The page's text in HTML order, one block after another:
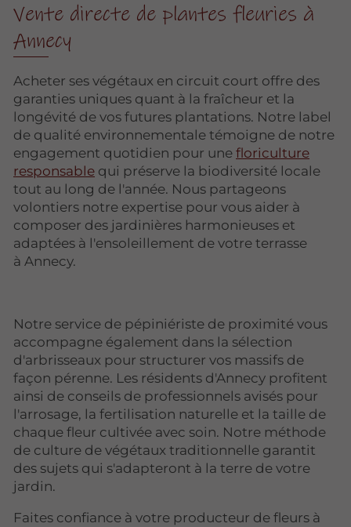
Vente directe de plantes fleuries à
Annecy
Acheter ses végétaux en circuit court offre des
garanties uniques quant à la fraîcheur et la
longévité de vos futures plantations. Notre label
de qualité environnementale témoigne de notre
engagement quotidien pour une floriculture
responsable qui préserve la biodiversité locale
tout au long de l'année. Nous partageons
volontiers notre expertise pour vous aider à
composer des jardinières harmonieuses et
adaptées à l'ensoleillement de votre terrasse
à Annecy.
Notre service de pépiniériste de proximité vous
accompagne également dans la sélection
d'arbrisseaux pour structurer vos massifs de
façon pérenne. Les résidents d'Annecy profitent
ainsi de conseils de professionnels avisés pour
l'arrosage, la fertilisation naturelle et la taille de
chaque fleur cultivée avec soin. Notre méthode
de culture de végétaux traditionnelle garantit
des sujets qui s'adapteront à la terre de votre
jardin.
Faites confiance à votre producteur de fleurs à